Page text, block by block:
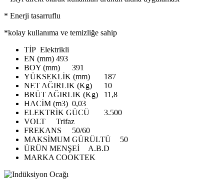
* Enerji tasarruflu
*kolay kullanıma ve temizliğe sahip
TİP Elektrikli
EN (mm) 493
BOY (mm)
391
YÜKSEKLİK (mm)
187
NET AĞIRLIK (Kg)
10
BRÜT AĞIRLIK (Kg)
11,8
HACİM (m3) 0,03
ELEKTRİK GÜCÜ
3.500
VOLT
Trifaz
FREKANS
50/60
MAKSİMUM GÜRÜLTÜ
50
ÜRÜN MENŞEİ
A.B.D
MARKA COOKTEK